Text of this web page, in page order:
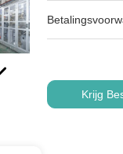
Krijg